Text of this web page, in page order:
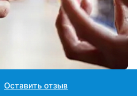
Оставить отзыв